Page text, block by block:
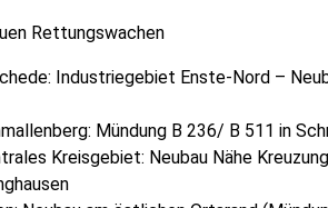
Rettungswachen
Industriegebiet Enste-Nord –
Mündung B 236/ B 511 in
Kreisgebiet: Neubau Nähe